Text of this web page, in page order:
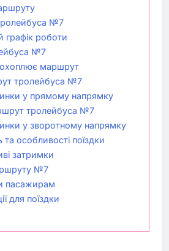
№7
графік роботи
№7
охоплює маршрут
тролейбуса №7
у прямому напрямку
тролейбуса №7
у зворотному напрямку
та особливості поїздки
затримки
№7
пасажирам
для поїздки